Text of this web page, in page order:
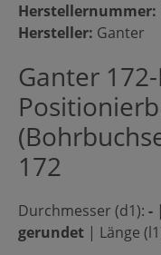
Herstellernummer:
Hersteller: Ganter
Ganter
172
Durchmesser (d1): - |
gerundet | Länge